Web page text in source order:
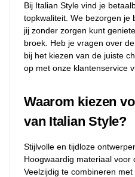
Bij Italian Style vind je
topkwaliteit. We bezorgen je
jij zonder zorgen kunt
broek. Heb je vragen over
bij het kiezen van de juiste
op met onze klantenservice
Waarom kiezen
van Italian Style?
Stijlvolle en tijdloze
Hoogwaardig materiaal voor
Veelzijdig te combineren